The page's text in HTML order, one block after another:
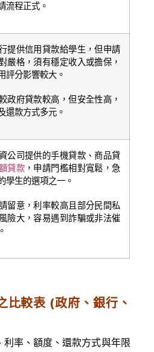
流程正式。
提供信用貸款給學生，但申請
嚴格，須有穩定收入或擔保，
評分影響較大。
政府貸款較高，但安全性高，
還款方式多元。
公司提供的手機貸款、商品貸
貸款，申請門檻相對寬鬆，急
學生的選項之一。
留意，利率較高且部分民間私
險大，容易遇到詐騙或非法催
比較表 (政府、銀行、
利率、額度、還款方式與年限